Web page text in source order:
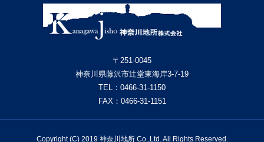
〒251-0045
神奈川県藤沢市辻堂東海岸3-7-19
TEL： 0466-31-1150
FAX：0466-31-1151
Copyright (C) 2019 神奈川地所 Co.,Ltd. All Rights Reserved.